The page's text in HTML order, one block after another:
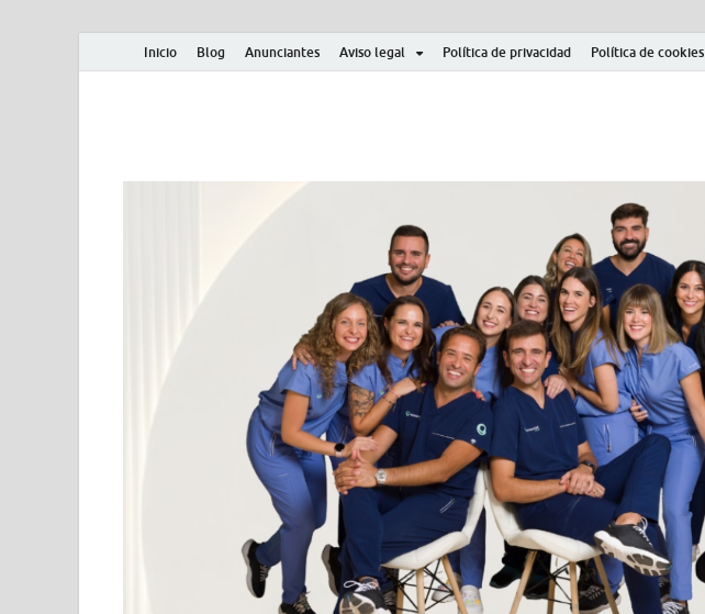
Inicio Blog Anunciantes Aviso legal Política de privacidad Política de cookies